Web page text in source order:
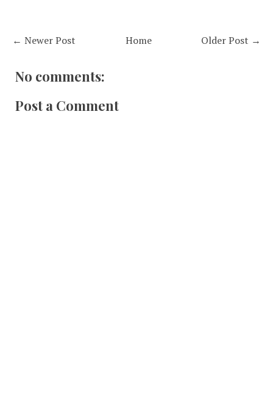
← Newer Post Older Post →
Home
No comments:
Post a Comment